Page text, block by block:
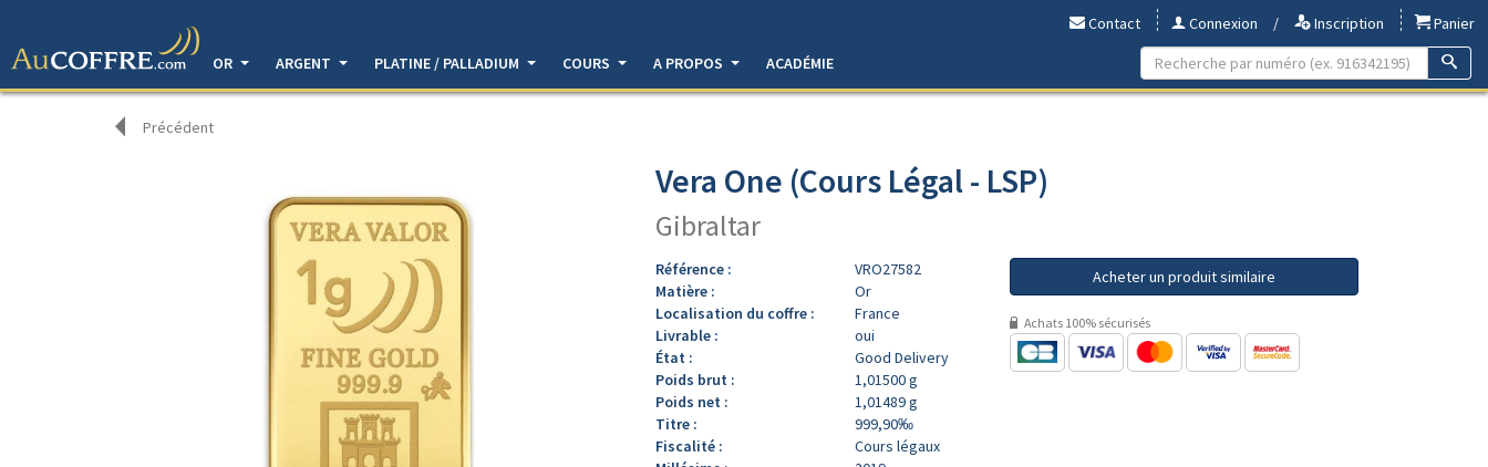
Contact Connexion / Inscription
Panier
OR
ARGENT PLATINE / PALLADIUM COURS A PROPOS ACADÉMIE
Précédent
Vera One (Cours Légal - LSP)
Gibraltar
Référence :
VRO27582
Matière :
Or
Localisation du coffre :
France
Livrable :
oui
État :
Good Delivery
Poids brut :
1,01500 g
Poids net :
1,01489 g
Titre :
999,90‰
Fiscalité :
Cours légaux
Acheter un produit similaire
Achats 100% sécurisés